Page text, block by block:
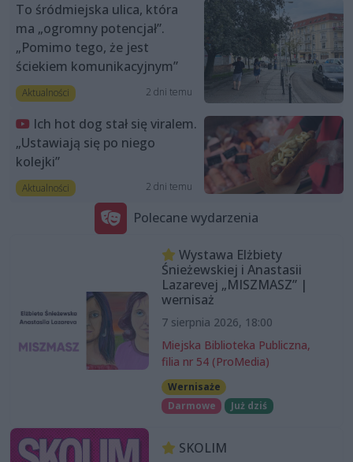
To śródmiejska ulica, która
ma „ogromny potencjał”.
„Pomimo tego, że jest
ściekiem komunikacyjnym”
Aktualności 2 dni temu
Ich hot dog stał się viralem.
„Ustawiają się po niego
kolejki”
Aktualności 2 dni temu
Polecane wydarzenia
Wystawa Elżbiety
Śnieżewskiej i Anastasii
Lazarevej „MISZMASZ” |
wernisaż
7 sierpnia 2026, 18:00
Miejska Biblioteka Publiczna,
filia nr 54 (ProMedia)
Wernisaże
Darmowe
Już dziś
SKOLIM